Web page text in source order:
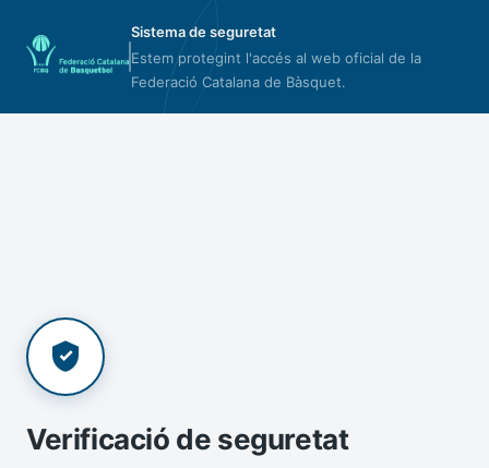
Sistema de seguretat
Estem protegint l'accés al web oficial de la
Federació Catalana de Bàsquet.
Verificació de seguretat